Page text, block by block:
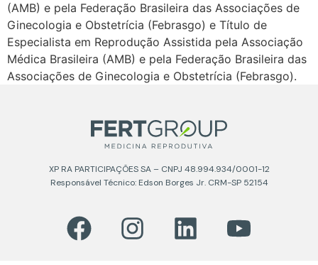
(AMB) e pela Federação Brasileira das Associações de
Ginecologia e Obstetrícia (Febrasgo) e Título de
Especialista em Reprodução Assistida pela Associação
Médica Brasileira (AMB) e pela Federação Brasileira das
Associações de Ginecologia e Obstetrícia (Febrasgo).
XP RA PARTICIPAÇÕES SA – CNPJ 48.994.934/0001-12
Responsável Técnico: Edson Borges Jr. CRM-SP 52154